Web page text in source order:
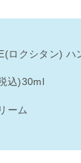
ロクシタン) ハ
込)30ml
ーム